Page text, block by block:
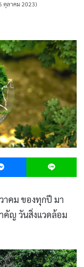
ตุลาคม 2023)
Messenger
าคม ของทุกปี มา
คัญ วันสิ่งแวดล้อม